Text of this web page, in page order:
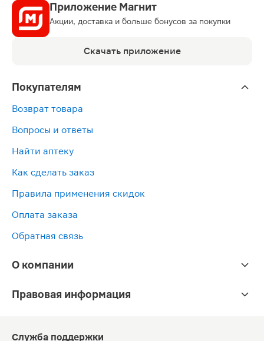
Приложение Магнит
Акции, доставка и больше бонусов за покупки
Скачать приложение
Покупателям
Возврат товара
Вопросы и ответы
Найти аптеку
Как сделать заказ
Правила применения скидок
Оплата заказа
Обратная связь
О компании
Правовая информация
Служба поддержки